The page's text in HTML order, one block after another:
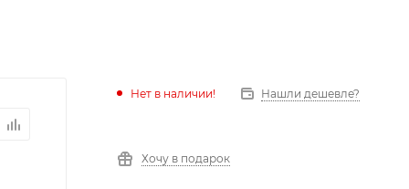
Нет в наличии! Нашли дешевле?
Хочу в подарок